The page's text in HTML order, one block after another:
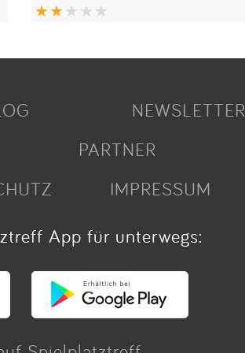
NEWSLETTER
PARTNER
IMPRESSUM
App für unterwegs: